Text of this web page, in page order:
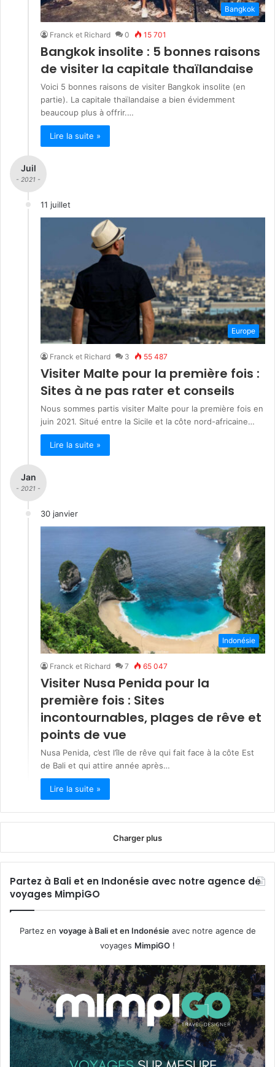
Bangkok
Franck et Richard 0 15 701
Bangkok insolite : 5 bonnes raisons
de visiter la capitale thaïlandaise
Voici 5 bonnes raisons de visiter Bangkok insolite (en
partie). La capitale thaïlandaise a bien évidemment
beaucoup plus à offrir.…
Lire la suite »
Juil
- 2021 -
11 juillet
Europe
Franck et Richard 3 55 487
Visiter Malte pour la première fois :
Sites à ne pas rater et conseils
Nous sommes partis visiter Malte pour la première fois en
juin 2021. Situé entre la Sicile et la côte nord-africaine…
Lire la suite »
Jan
- 2021 -
30 janvier
Indonésie
Franck et Richard 7 65 047
Visiter Nusa Penida pour la
première fois : Sites
incontournables, plages de rêve et
points de vue
Nusa Penida, c’est l’île de rêve qui fait face à la côte Est
de Bali et qui attire année après…
Lire la suite »
Charger plus
Partez à Bali et en Indonésie avec notre agence de
voyages MimpiGO
Partez en voyage à Bali et en Indonésieavec notre agence de
voyages MimpiGO !